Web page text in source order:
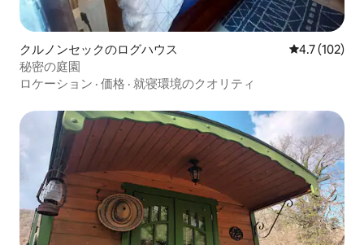
クルノンセックのログハウス レビュー102
4.7 (102)
秘密の庭園
ロケーション · 価格 · 就寝環境のクオリティ